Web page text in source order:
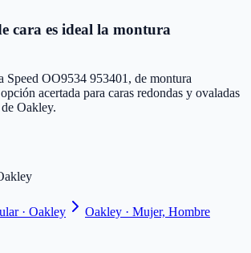
cara es ideal la montura
Speed OO9534 953401, de montura
acertada para caras redondas y ovaladas
Oakley.
· Oakley
Oakley · Mujer, Hombre